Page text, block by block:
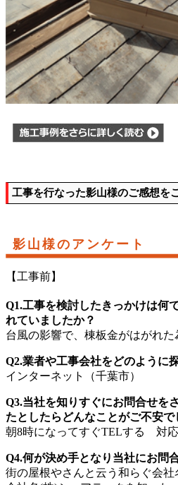
工事を行なった影山様のご感想を
影山様のアンケート
【工事前】
Q1.工事を検討したきっかけは何
れていましたか？
台風の影響で、棟板金がはがれ
Q2.業者や工事会社をどのように
インターネット（千葉市）
Q3.当社を知りすぐにお問合せを
たとしたらどんなことがご不安で
朝8時になってすぐTELする 対
Q4.何が決め手となり当社にお問
街の屋根やさんと云う和らぐ会